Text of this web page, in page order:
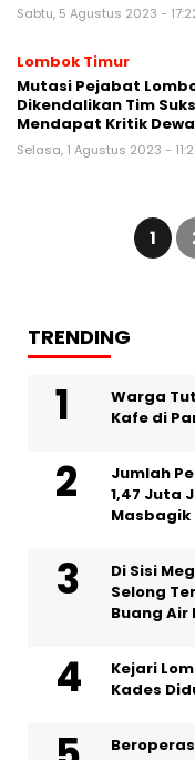
Sabtu, 5 Agustus 2023 -
Lombok Timur
Mutasi Pejabat
Dikendalikan Tim
Mendapat Kritik
Selasa, 1 Agustus 2023 -
Paginasi
1
TRENDING
Warga
Kafe di
Jumlah
1,47 Juta
Di Sisi
Selong
Buang Air
Kejari
Kades